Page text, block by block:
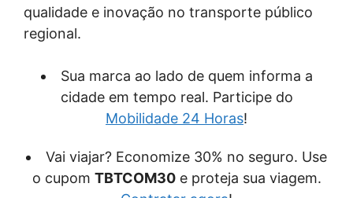
qualidade e inovação no transporte público
regional.
Sua marca ao lado de quem informa a
cidade em tempo real. Participe do
Mobilidade 24 Horas!
Vai viajar? Economize 30% no seguro. Use
o cupom TBTCOM30e proteja sua viagem.